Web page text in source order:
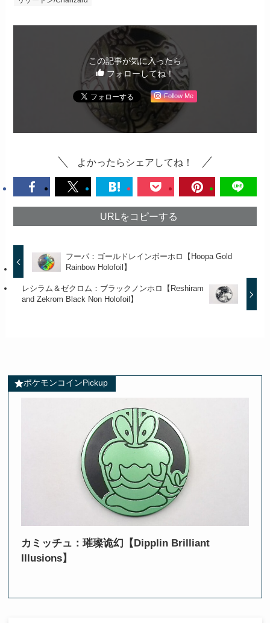
この記事が気に入ったら
フォローしてね！
Follow Me
よかったらシェアしてね！
URLをコピーする
フーパ：ゴールドレインボーホロ【Hoopa Gold
Rainbow Holofoil】
レシラム＆ゼクロム：ブラックノンホロ【Reshiram
and Zekrom Black Non Holofoil】
ポケモンコインPickup
カミッチュ：璀璨诡幻【Dipplin Brilliant
Illusions】